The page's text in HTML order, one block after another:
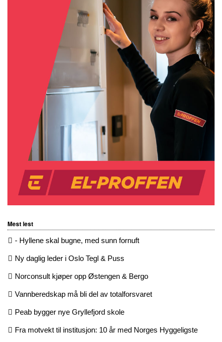
Mest lest
- Hyllene skal bugne, med sunn fornuft
Ny daglig leder i Oslo Tegl & Puss
Norconsult kjøper opp Østengen & Bergo
Vannberedskap må bli del av totalforsvaret
Peab bygger nye Gryllefjord skole
Fra motvekt til institusjon: 10 år med Norges Hyggeligste